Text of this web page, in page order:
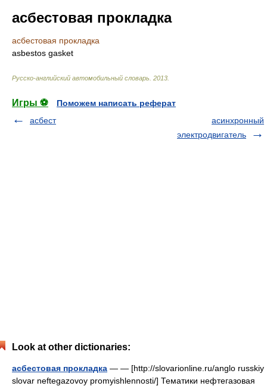
асбестовая прокладка
асбестовая прокладка
asbestos gasket
Русско-английский автомобильный словарь 2013
Игры ⚽
Поможем написать реферат
асбест
асинхронный
электродвигатель
Look at other dictionaries:
асбестовая прокладка — — [http://slovarionline.ru/anglo russkiy
slovar neftegazovoy promyishlennosti/] Тематики нефтегазовая